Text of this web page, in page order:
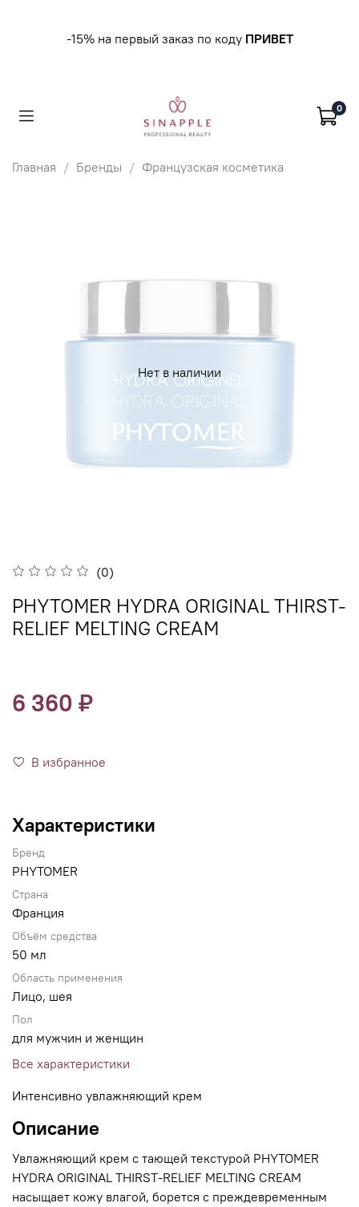
-15% на первый заказ по коду ПРИВЕТ
0
Главная Бренды Французская косметика
Нет в наличии
(0)
PHYTOMER HYDRA ORIGINAL THIRST-
RELIEF MELTING CREAM
6 360 ₽
В избранное
Характеристики
Бренд
PHYTOMER
Страна
Франция
Объём средства
50 мл
Область применения
Лицо, шея
Пол
для мужчин и женщин
Все характеристики
Интенсивно увлажняющий крем
Описание
Увлажняющий крем с тающей текстурой PHYTOMER
HYDRA ORIGINAL THIRST-RELIEF MELTING CREAM
насыщает кожу влагой, борется с преждевременным